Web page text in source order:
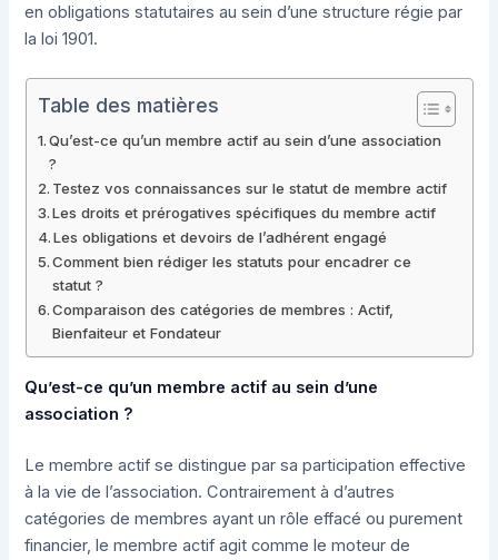
en obligations statutaires au sein d’une structure régie par
la loi 1901.
Table des matières
Qu’est-ce qu’un membre actif au sein d’une association
?
Testez vos connaissances sur le statut de membre actif
Les droits et prérogatives spécifiques du membre actif
Les obligations et devoirs de l’adhérent engagé
Comment bien rédiger les statuts pour encadrer ce
statut ?
Comparaison des catégories de membres : Actif,
Bienfaiteur et Fondateur
Qu’est-ce qu’un membre actif au sein d’une
association ?
Le membre actif se distingue par sa participation effective
à la vie de l’association. Contrairement à d’autres
catégories de membres ayant un rôle effacé ou purement
financier, le membre actif agit comme le moteur de